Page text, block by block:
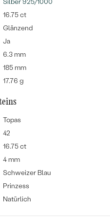
Silber 925/1000
16.75 ct
Glänzend
Ja
6.3 mm
185 mm
17.76 g
Topas
42
16.75 ct
4 mm
Schweizer Blau
Prinzess
Natürlich